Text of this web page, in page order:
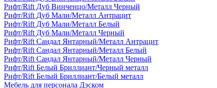
Рифт/Rift Дуб Винченцо/Металл Черный
Рифт/Rift Дуб Мали/Металл Антрацит
Рифт/Rift Дуб Мали/Металл Белый
Рифт/Rift Дуб Мали/Металл Черный
Рифт/Rift Сандал Янтарный/Металл Антрацит
Рифт/Rift Сандал Янтарный/Металл Белый
Рифт/Rift Сандал Янтарный/Металл Черный
Рифт/Rift Белый Бриллиант/Черный металл
Рифт/Rift Белый Бриллиант/Белый металл
Мебель для персонала Дэском